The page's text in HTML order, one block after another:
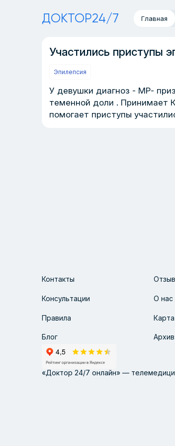
ДОКТОР24/7 Главная
Участились приступы
Эпилепсия
У девушки диагноз - МР-
теменной доли . Принимает
помогает приступы
Контакты
Консультации О нас
Правила
Блог Архив
«Доктор 24/7 онлайн» —